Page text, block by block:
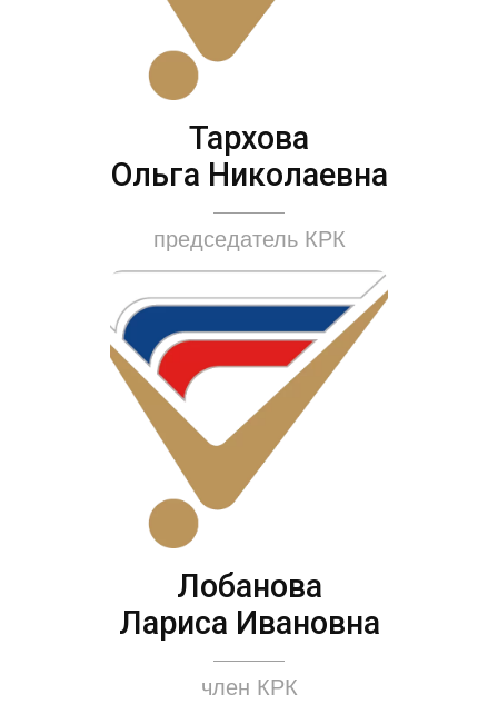
Тархова
Ольга Николаевна
председатель КРК
Лобанова
Лариса Ивановна
член КРК